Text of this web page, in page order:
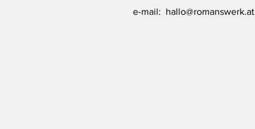
e-mail: hallo@romanswerk.at